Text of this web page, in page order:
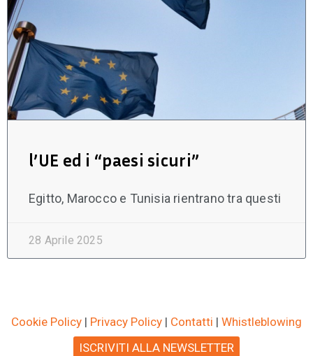
l’UE ed i “paesi sicuri”
Egitto, Marocco e Tunisia rientrano tra questi
28 Aprile 2025
Cookie Policy | Privacy Policy | Contatti | Whistleblowing
ISCRIVITI ALLA NEWSLETTER